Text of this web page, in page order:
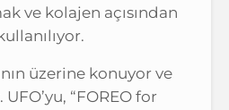
ve kolajen açısından
üzerine konuyor ve
“FOREO for